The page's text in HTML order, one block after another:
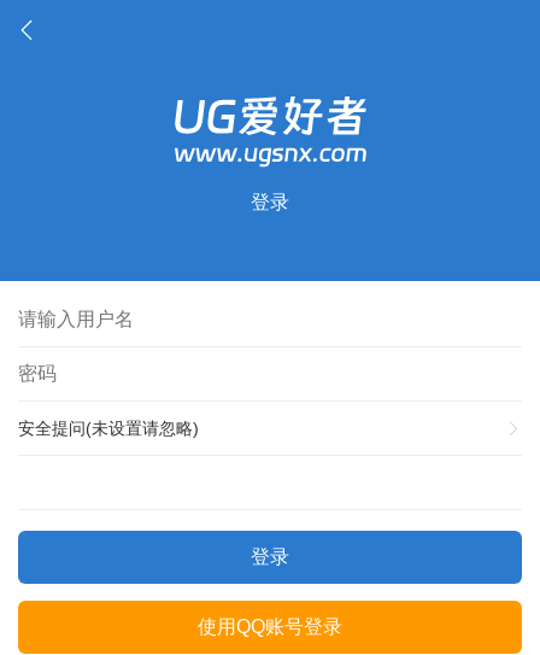
登录
安全提问(未设置请忽略)
登录
使用QQ账号登录